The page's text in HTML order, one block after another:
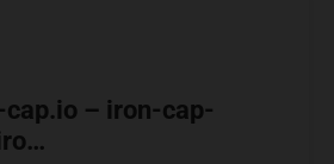
– iron-cap-